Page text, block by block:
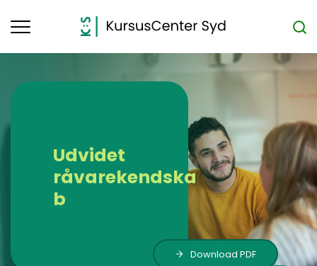
Toggle
Udvidet
råvarekendska
b
Download PDF